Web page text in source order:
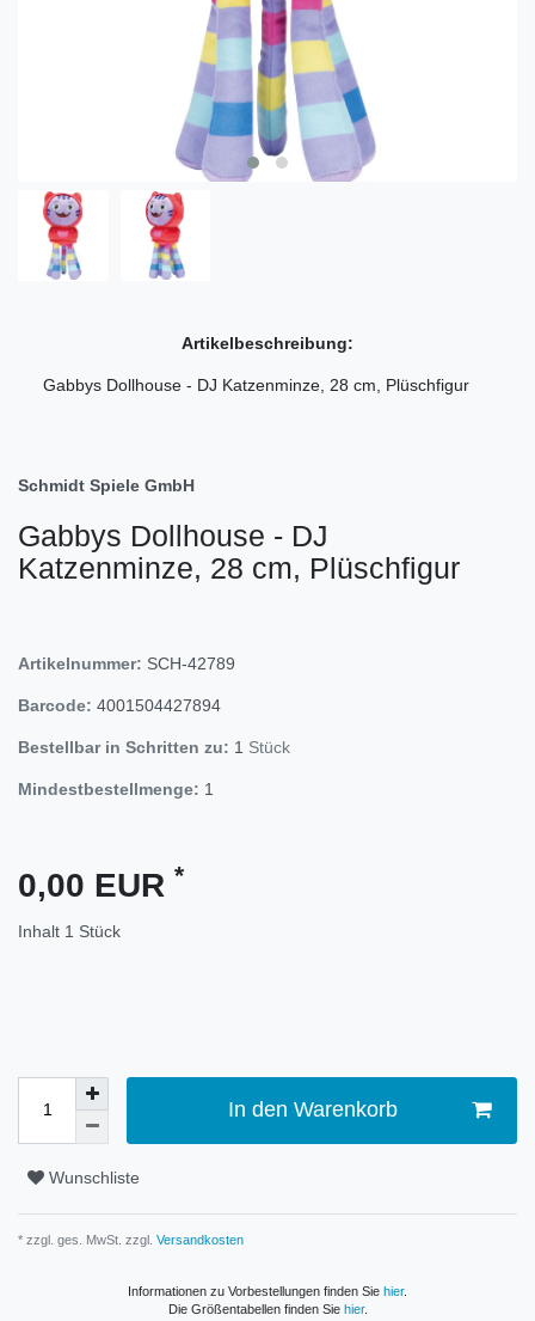
Artikelbeschreibung:
Gabbys Dollhouse - DJ Katzenminze, 28 cm, Plüschfigur
Schmidt Spiele GmbH
Gabbys Dollhouse - DJ
Katzenminze, 28 cm, Plüschfigur
Artikelnummer: SCH-42789
Barcode: 4001504427894
Bestellbar in Schritten zu: 1 Stück
Mindestbestellmenge: 1
0,00 EUR *
Inhalt 1 Stück
In den Warenkorb
Wunschliste
* zzgl. ges. MwSt. zzgl. Versandkosten
Informationen zu Vorbestellungen finden Sie hier.
Die Größentabellen finden Sie hier.